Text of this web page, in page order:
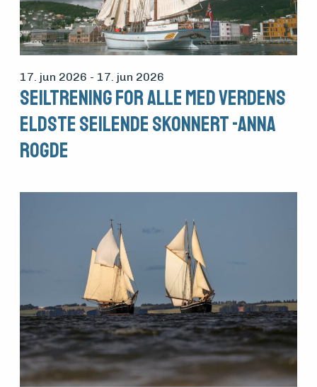
17. jun 2026 - 17. jun 2026
Seiltrening for alle med verdens
eldste seilende skonnert -Anna
Rogde